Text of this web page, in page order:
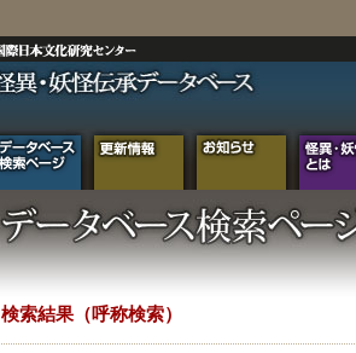
検索結果（呼称検索）